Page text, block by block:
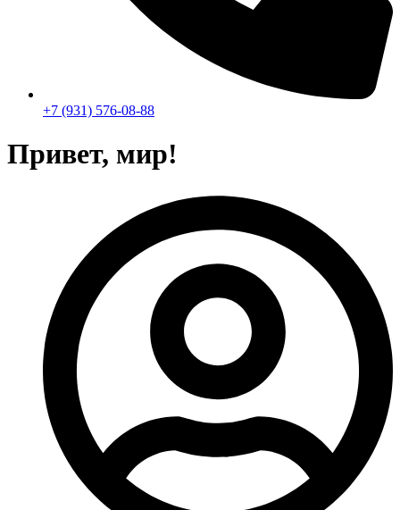
+7 (931) 576-08-88
Привет, мир!